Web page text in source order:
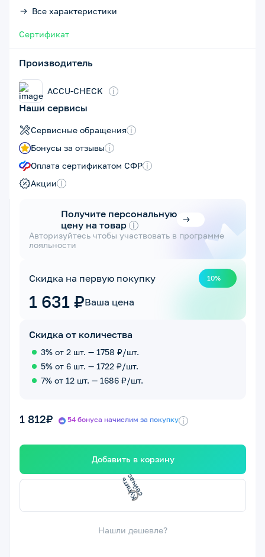
Все характеристики
Сертификат
Производитель
ACCU-CHECK i
Наши сервисы
Сервисные обращения i
Бонусы за отзывы i
Оплата сертификатом СФР i
Акции i
Получите персональную
цену на товар i
Авторизуйтесь чтобы участвовать в программе
лояльности
Скидка на первую покупку 10%
1 631 ₽Ваша цена
Скидка от количества
3% от 2 шт. — 1758 ₽/шт.
5% от 6 шт. — 1722 ₽/шт.
7% от 12 шт. — 1686 ₽/шт.
1 812₽ 54 бонуса начислим за покупку i
Добавить в корзину
К
у
п
и
т
ь
с
е
й
ч
а
с
Нашли дешевле?